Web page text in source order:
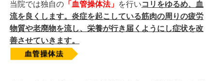
当院では独自の 「血管操体法」 を行いコリをゆるめ、血
流を良くします。炎症を起こしている筋肉の周りの疲労
物質や老廃物を流し、栄養が行き届くようにし症状を改
善させていきます。